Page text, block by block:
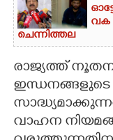
വക
ചെന്നിത്തല
രാജ്യത്ത്
വാഹന